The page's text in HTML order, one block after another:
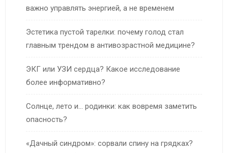
важно управлять энергией, а не временем
Эстетика пустой тарелки: почему голод стал
главным трендом в антивозрастной медицине?
ЭКГ или УЗИ сердца? Какое исследование
более информативно?
Солнце, лето и… родинки: как вовремя заметить
опасность?
«Дачный синдром»: сорвали спину на грядках?